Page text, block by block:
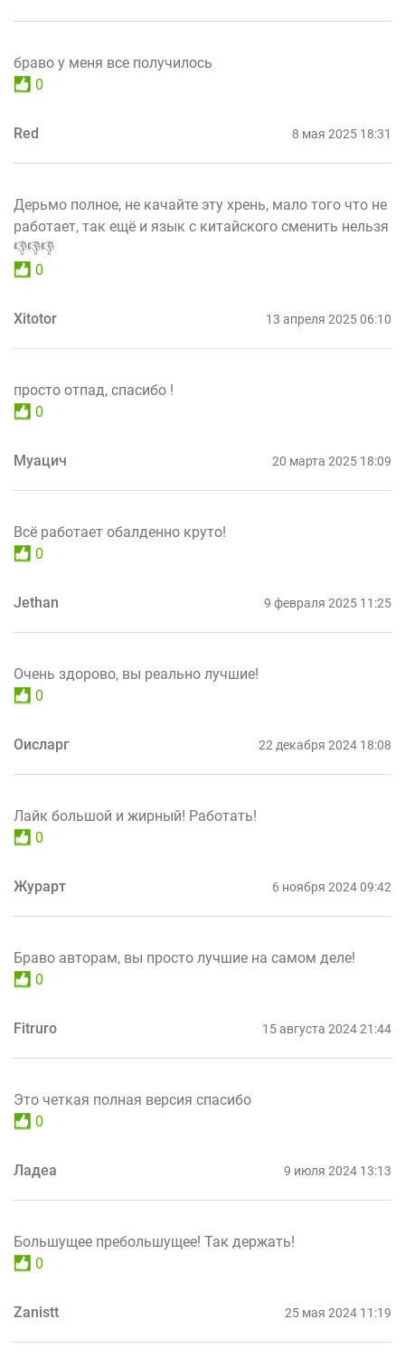
браво у меня все получилось
0
Red 8 мая 2025 18:31
Дерьмо полное, не качайте эту хрень, мало того что не
работает, так ещё и язык с китайского сменить нельзя
👎👎👎
0
Xitotor 13 апреля 2025 06:10
просто отпад, спасибо !
0
Муацич 20 марта 2025 18:09
Всё работает обалденно круто!
0
Jethan 9 февраля 2025 11:25
Очень здорово, вы реально лучшие!
0
Оисларг 22 декабря 2024 18:08
Лайк большой и жирный! Работать!
0
Журарт 6 ноября 2024 09:42
Браво авторам, вы просто лучшие на самом деле!
0
Fitruro 15 августа 2024 21:44
Это четкая полная версия спасибо
0
Ладеа 9 июля 2024 13:13
Большущее пребольшущее! Так держать!
0
Zanistt 25 мая 2024 11:19